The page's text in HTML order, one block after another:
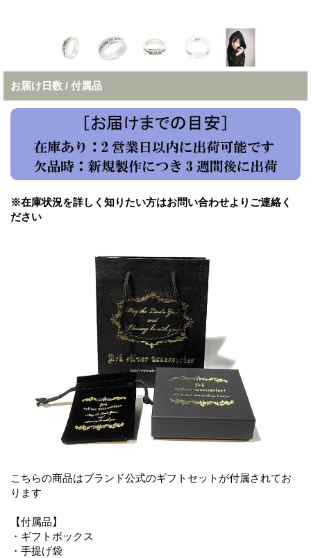
お届け日数 / 付属品
※在庫状況を詳しく知りたい方はお問い合わせよりご連絡く
ださい
こちらの商品はブランド公式のギフトセットが付属されてお
ります
【付属品】
・ギフトボックス
・手提げ袋